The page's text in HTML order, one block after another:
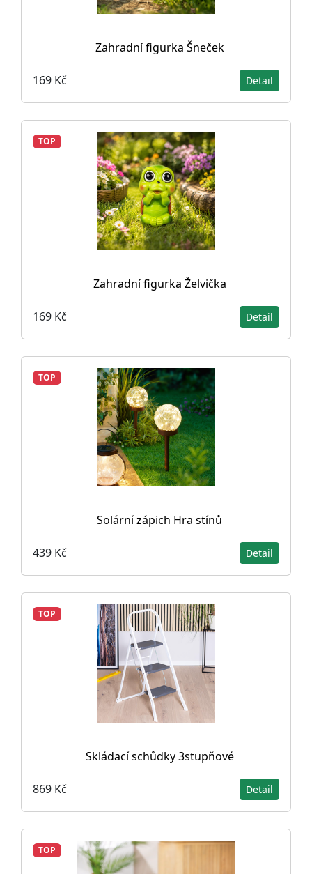
Zahradní figurka Šneček
169 Kč Detail
TOP
Zahradní figurka Želvička
169 Kč Detail
TOP
Solární zápich Hra stínů
439 Kč Detail
TOP
Skládací schůdky 3stupňové
869 Kč Detail
TOP